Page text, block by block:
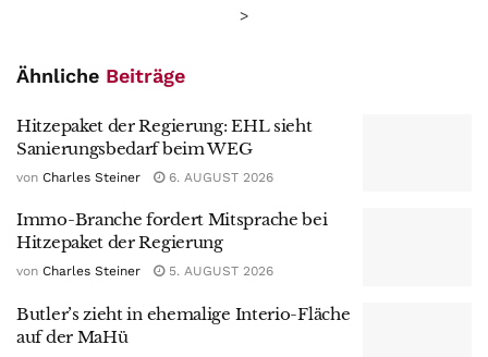
>
Ähnliche Beiträge
Hitzepaket der Regierung: EHL sieht
Sanierungsbedarf beim WEG
von Charles Steiner 6. AUGUST 2026
Immo-Branche fordert Mitsprache bei
Hitzepaket der Regierung
von Charles Steiner 5. AUGUST 2026
Butler’s zieht in ehemalige Interio-Fläche
auf der MaHü